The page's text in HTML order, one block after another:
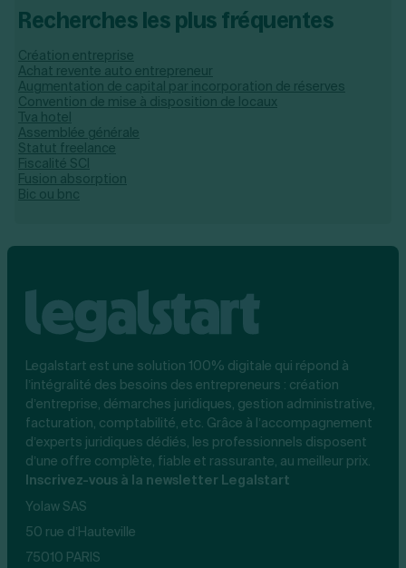
Recherches les plus fréquentes
Création entreprise
Achat revente auto entrepreneur
Augmentation de capital par incorporation de réserves
Convention de mise à disposition de locaux
Tva hotel
Assemblée générale
Statut freelance
Fiscalité SCI
Fusion absorption
Bic ou bnc
Legalstart est une solution 100% digitale qui répond à
l’intégralité des besoins des entrepreneurs : création
d’entreprise, démarches juridiques, gestion administrative,
facturation, comptabilité, etc. Grâce à l’accompagnement
d’experts juridiques dédiés, les professionnels disposent
d’une offre complète, fiable et rassurante, au meilleur prix.
Inscrivez-vous à la newsletter Legalstart
Yolaw SAS
50 rue d’Hauteville
75010 PARIS